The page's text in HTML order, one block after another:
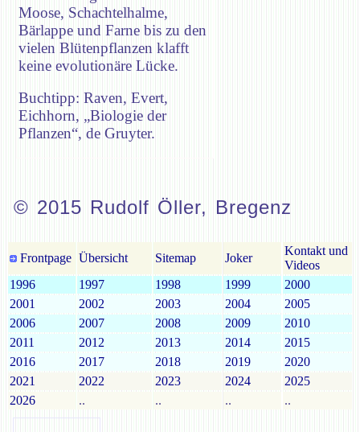
Moose, Schachtelhalme,
Bärlappe und Farne bis zu den
vielen Blütenpflanzen klafft
keine evolutionäre Lücke.
Buchtipp: Raven, Evert,
Eichhorn, „Biologie der
Pflanzen“, de Gruyter.
© 2015 Rudolf Öller, Bregenz
Frontpage Übersicht Sitemap Joker
Kontakt und
Videos
1996
1997 1998 1999
2000
2001
2002 2003 2004
2005
2006
2007 2008 2009
2010
2011
2012 2013 2014
2015
2016
2017 2018 2019
2020
2021
2022 2023 2024
2025
2026
.. .. .. ..